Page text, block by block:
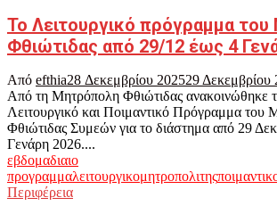
Το Λειτουργικό πρόγραμμα
Φθιώτιδας από 29/12 έως 4
Από efthia28 Δεκεμβρίου 202529 Δεκεμβρίου
Από τη Μητρόπολη Φθιώτιδας ανακοινώθηκε
Λειτουργικό και Ποιμαντικό Πρόγραμμα του
Φθιώτιδας Συμεών για το διάστημα από 29
Γενάρη 2026....
εβδομαδιαιο
προγραμμαλειτουργικομητροπολιτης
Περιφέρεια